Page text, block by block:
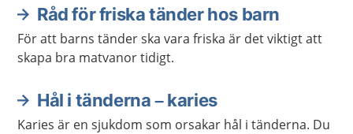
Råd för friska tänder hos barn
För att barns tänder ska vara friska är det viktigt att
skapa bra matvanor tidigt.
Hål i tänderna – karies
Karies är en sjukdom som orsakar hål i tänderna. Du